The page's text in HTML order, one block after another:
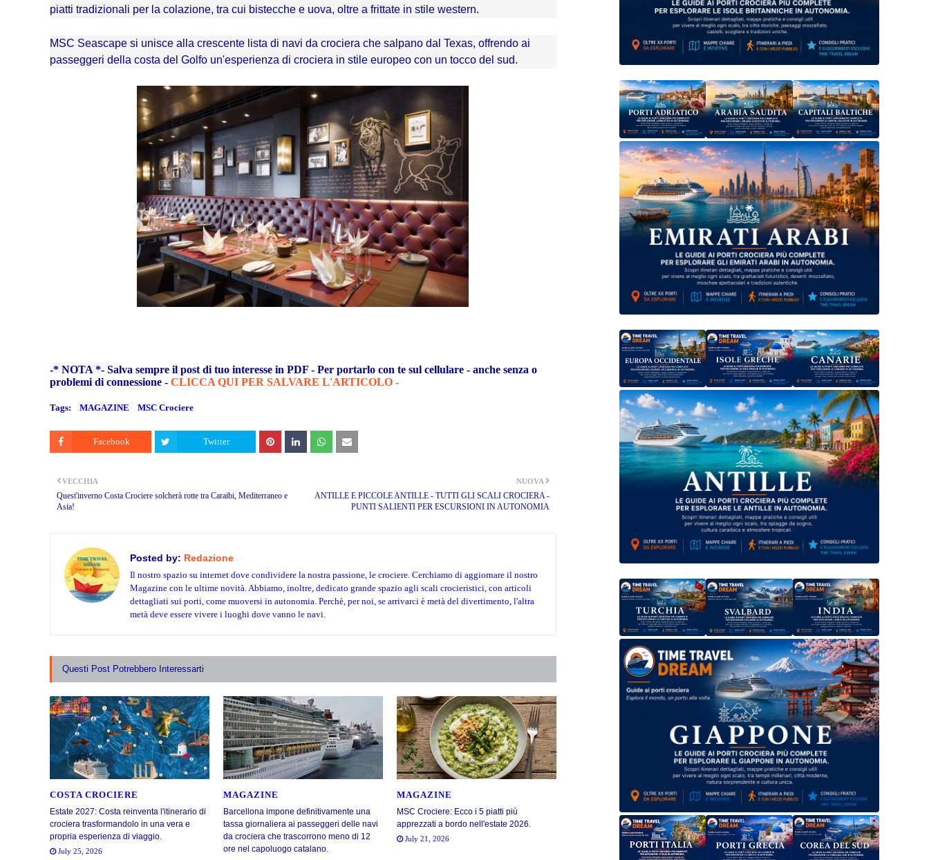
piatti tradizionali per la colazione, tra cui bistecche e uova, oltre a frittate in stile western.
MSC Seascape si unisce alla crescente lista di navi da crociera che salpano dal Texas, offrendo ai
passeggeri della costa del Golfo un'esperienza di crociera in stile europeo con un tocco del sud.
-* NOTA *- Salva sempre il post di tuo interesse in PDF - Per portarlo con te sul cellulare - anche senza o
problemi di connessione - CLICCA QUI PER SALVARE L'ARTICOLO -
Tags: MAGAZINE MSC Crociere
Facebook Twitter
NUOVA
ANTILLE E PICCOLE ANTILLE - TUTTI GLI SCALI CROCIERA -
PUNTI SALIENTI PER ESCURSIONI IN AUTONOMIA
VECCHIA
Quest'inverno Costa Crociere solcherà rotte tra Caraibi, Mediterraneo e
Asia!
Posted by: Redazione
Il nostro spazio su internet dove condividere la nostra passione, le crociere. Cerchiamo di aggiornare il nostro
Magazine con le ultime novità. Abbiamo, inoltre, dedicato grande spazio agli scali crocieristici, con articoli
dettagliati sui porti, come muoversi in autonomia. Perchè, per noi, se arrivarci è metà del divertimento, l'altra
metà deve essere vivere i luoghi dove vanno le navi.
Questi Post Potrebbero Interessarti
COSTA CROCIERE
Estate 2027: Costa reinventa l'itinerario di
crociera trasformandolo in una vera e
propria esperienza di viaggio.
July 25, 2026
MAGAZINE
Barcellona impone definitivamente una
tassa giornaliera ai passeggeri delle navi
da crociera che trascorrono meno di 12
ore nel capoluogo catalano.
MAGAZINE
MSC Crociere: Ecco i 5 piatti più
apprezzati a bordo nell'estate 2026.
July 21, 2026